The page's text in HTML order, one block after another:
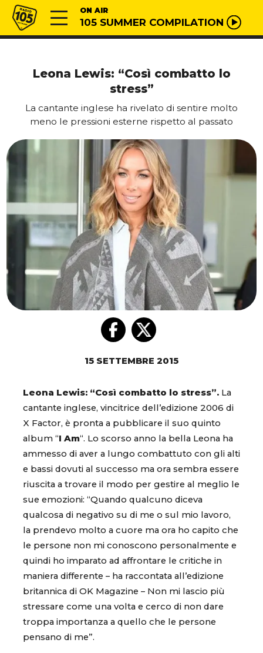
Vai al contenuto
Radio 105 ON AIR
105 SUMMER COMPILATION
Leona Lewis: “Così combatto lo
stress”
La cantante inglese ha rivelato di sentire molto
meno le pressioni esterne rispetto al passato
15 SETTEMBRE 2015
Leona Lewis: “Così combatto lo stress”. La
cantante inglese, vincitrice dell’edizione 2006 di
X Factor, è pronta a pubblicare il suo quinto
album “I Am“. Lo scorso anno la bella Leona ha
ammesso di aver a lungo combattuto con gli alti
e bassi dovuti al successo ma ora sembra essere
riuscita a trovare il modo per gestire al meglio le
sue emozioni: “Quando qualcuno diceva
qualcosa di negativo su di me o sul mio lavoro,
la prendevo molto a cuore ma ora ho capito che
le persone non mi conoscono personalmente e
quindi ho imparato ad affrontare le critiche in
maniera differente – ha raccontata all’edizione
britannica di OK Magazine – Non mi lascio più
stressare come una volta e cerco di non dare
troppa importanza a quello che le persone
pensano di me”.